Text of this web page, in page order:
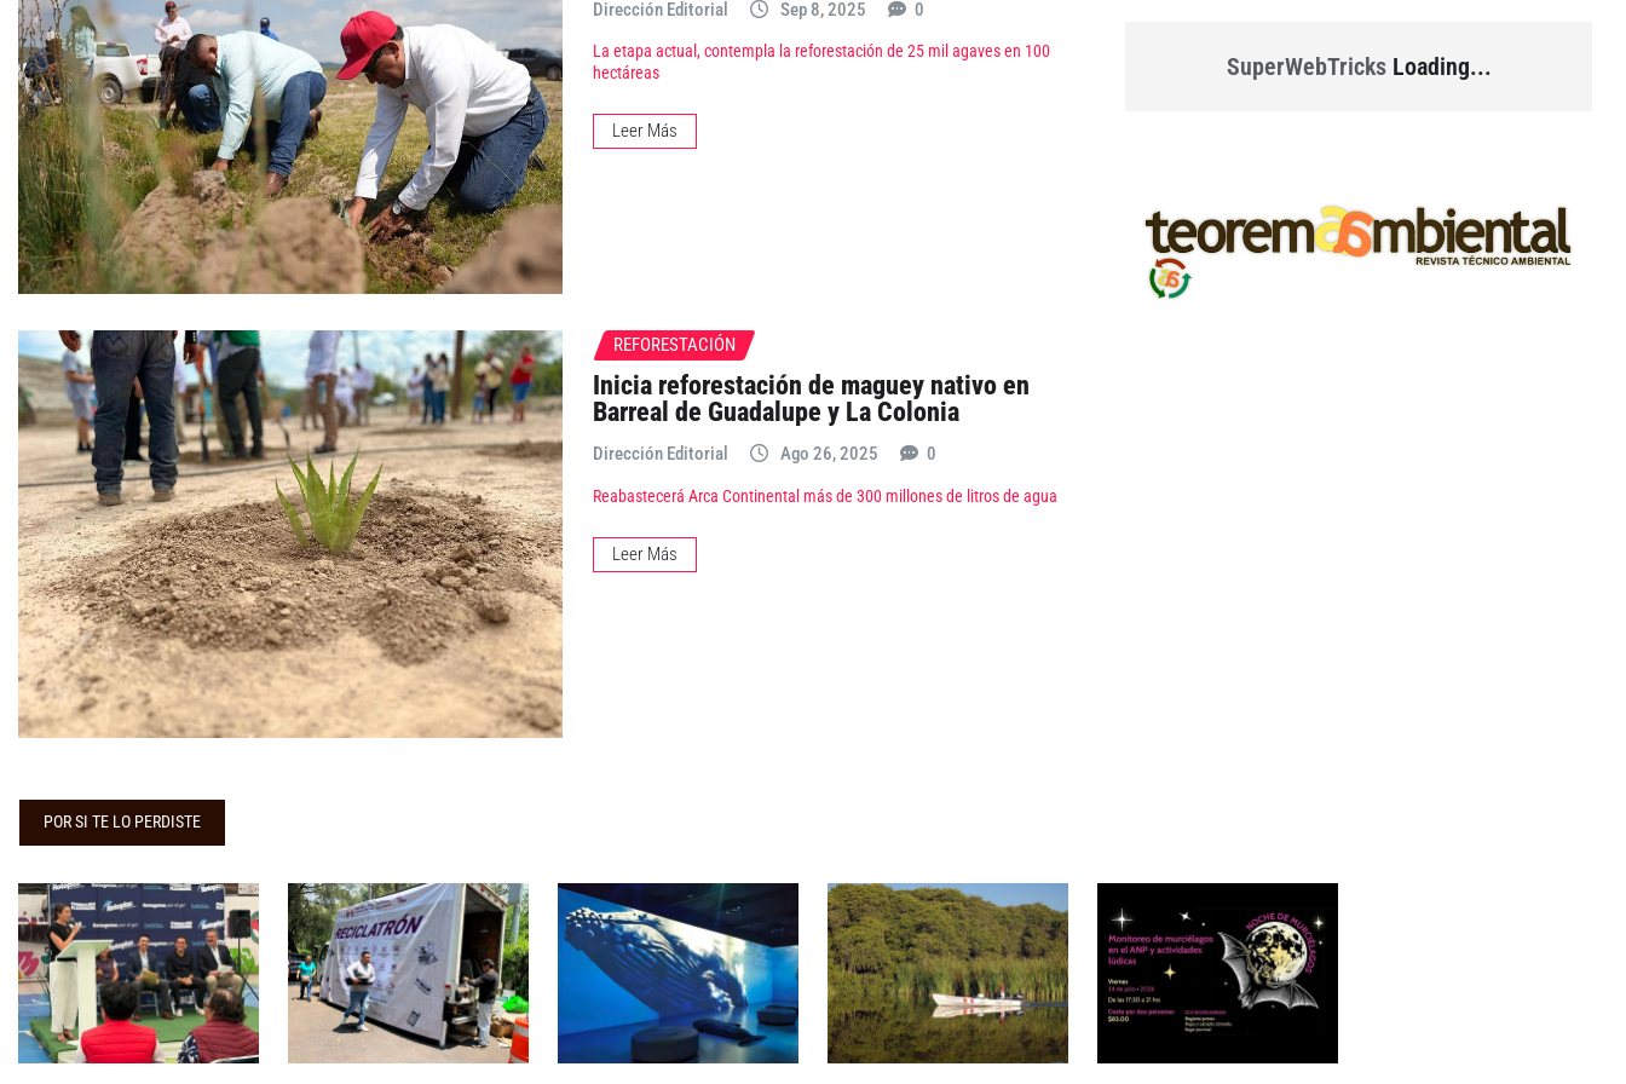
Dirección Editorial Sep 8, 2025 0
La etapa actual, contempla la reforestación de 25 mil agaves en 100
hectáreas
Leer Más
REFORESTACIÓN
Inicia reforestación de maguey nativo en
Barreal de Guadalupe y La Colonia
Dirección Editorial Ago 26, 2025 0
Reabastecerá Arca Continental más de 300 millones de litros de agua
Leer Más
SuperWebTricksLoading...
POR SI TE LO PERDISTE